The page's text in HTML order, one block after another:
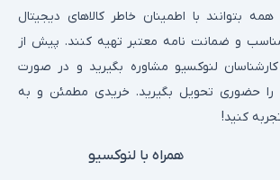
بتوانند با اطمینان خاطر کالاهای دیجیتال
و ضمانت نامه معتبر تهیه کنند. پیش از
لنوکسیو مشاوره بگیرید و در صورت
حضوری تحویل بگیرید. خریدی مطمئن و به
کنید!
همراه با لنوکسیو